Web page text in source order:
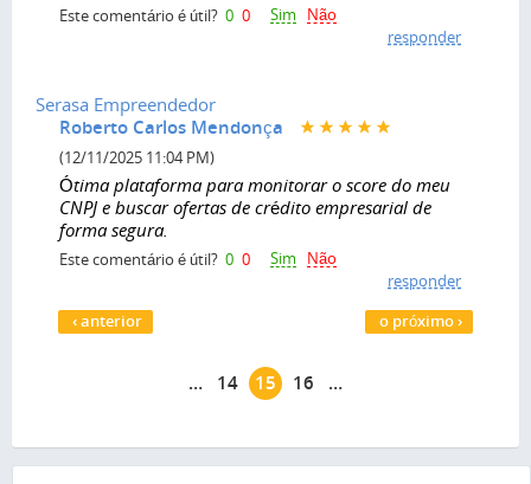
Este comentário é útil? 0 0 Sim
Não
responder
Serasa Empreendedor
Roberto Carlos Mendonça
(12/11/2025 11:04 PM)
Ótima plataforma para monitorar o score do meu
CNPJ e buscar ofertas de crédito empresarial de
forma segura.
Este comentário é útil? 0 0 Sim
Não
responder
Páginas
‹ anterior
… 14 15 16 …
o próximo ›